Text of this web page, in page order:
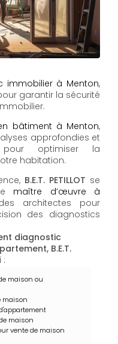
immobilier à Menton,
garantir la sécurité
bâtiment à Menton,
approfondies et
optimiser la
habitation.
B.E.T. PETILLOT se
maître d’œuvre à
architectes pour
des diagnostics
diagnostic
B.E.T.
:
maison ou
maison
maison
vente de maison